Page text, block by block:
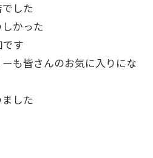
した
かった
す
も皆さんのお気に入りにな
した